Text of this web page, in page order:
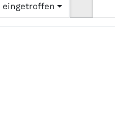
eingetroffen